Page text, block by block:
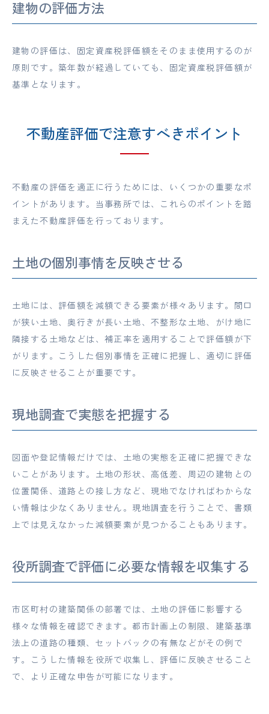
建物の評価方法
建物の評価は、固定資産税評価額をそのまま使用するのが
原則です。築年数が経過していても、固定資産税評価額が
基準となります。
不動産評価で注意すべきポイント
不動産の評価を適正に行うためには、いくつかの重要なポ
イントがあります。当事務所では、これらのポイントを踏
まえた不動産評価を行っております。
土地の個別事情を反映させる
土地には、評価額を減額できる要素が様々あります。間口
が狭い土地、奥行きが長い土地、不整形な土地、がけ地に
隣接する土地などは、補正率を適用することで評価額が下
がります。こうした個別事情を正確に把握し、適切に評価
に反映させることが重要です。
現地調査で実態を把握する
図面や登記情報だけでは、土地の実態を正確に把握できな
いことがあります。土地の形状、高低差、周辺の建物との
位置関係、道路との接し方など、現地でなければわからな
い情報は少なくありません。現地調査を行うことで、書類
上では見えなかった減額要素が見つかることもあります。
役所調査で評価に必要な情報を収集する
市区町村の建築関係の部署では、土地の評価に影響する
様々な情報を確認できます。都市計画上の制限、建築基準
法上の道路の種類、セットバックの有無などがその例で
す。こうした情報を役所で収集し、評価に反映させること
で、より正確な申告が可能になります。